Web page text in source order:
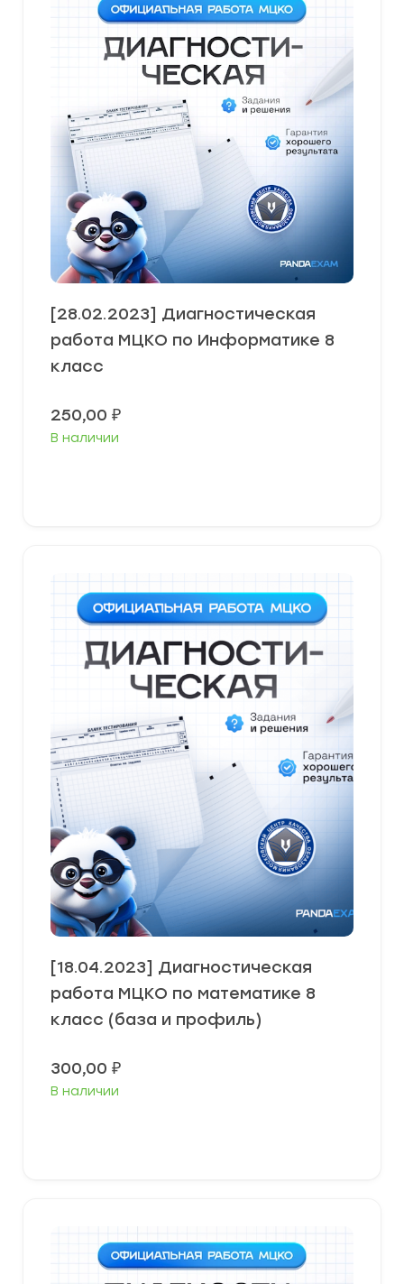
[28.02.2023] Диагностическая
работа МЦКО по Информатике 8
класс
250,00 ₽
В наличии
[18.04.2023] Диагностическая
работа МЦКО по математике 8
класс (база и профиль)
300,00 ₽
В наличии